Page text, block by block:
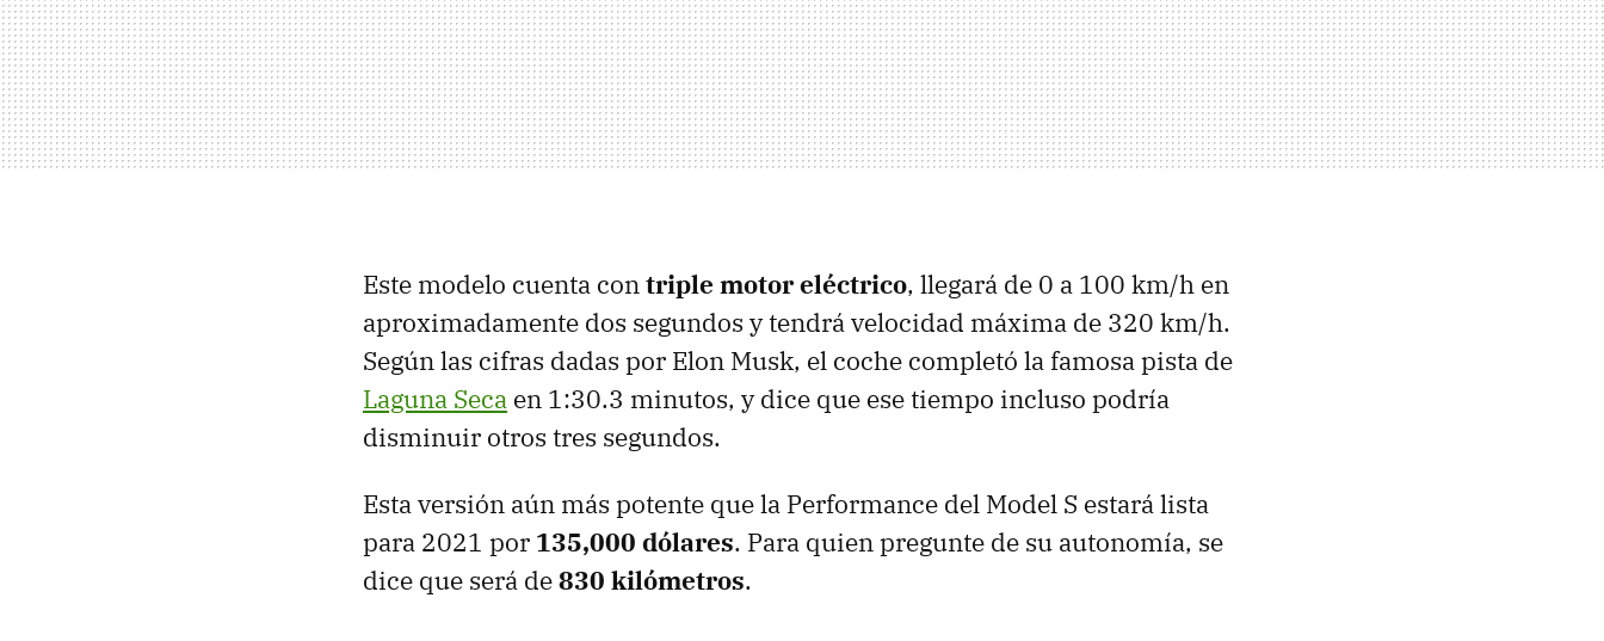
Este modelo cuenta contriple motor eléctrico, llegará de 0 a 100 km/h en
aproximadamente dos segundos y tendrá velocidad máxima de 320 km/h.
Según las cifras dadas por Elon Musk, el coche completó la famosa pista de
Laguna Seca en 1:30.3 minutos, y dice que ese tiempo incluso podría
disminuir otros tres segundos.
Esta versión aún más potente que la Performance del Model S estará lista
para 2021 por 135,000 dólares. Para quien pregunte de su autonomía, se
dice que será de830 kilómetros.